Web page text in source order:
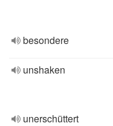
besondere
unshaken
unerschüttert